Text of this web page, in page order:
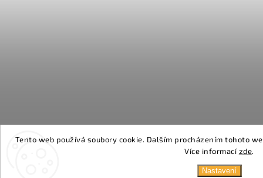
Tento web používá soubory cookie. Dalším procházením tohoto
Více informacízde.
Nastavení